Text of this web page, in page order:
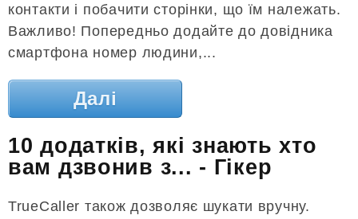
контакти і побачити сторінки, що їм належать.
Важливо! Попередньо додайте до довідника
смартфона номер людини,...
Далі
10 додатків, які знають хто
вам дзвонив з... - Гікер
TrueCaller також дозволяє шукати вручну.